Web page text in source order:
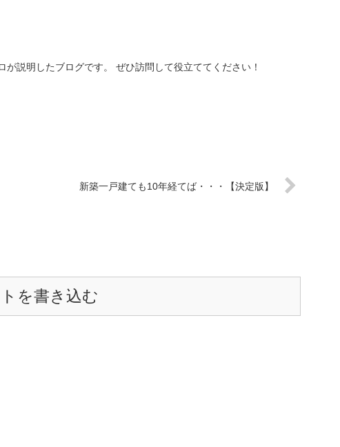
説明したブログです。 ぜひ訪問して役立ててください！
新築一戸建ても10年経てば・・・【決定版】
を書き込む